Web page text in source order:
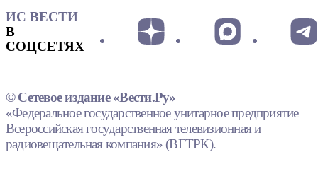
ИС ВЕСТИ
В
СОЦСЕТЯХ
© Сетевое издание «Вести.Ру»
«Федеральное государственное унитарное предприятие
Всероссийская государственная телевизионная и
радиовещательная компания» (ВГТРК).